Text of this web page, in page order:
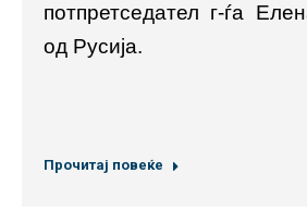
потпретседател г-ѓа
од Русија.
Прочитај повеќе